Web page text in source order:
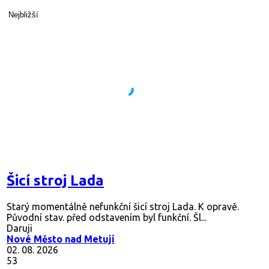
Nejbližší
Šicí stroj Lada
Starý momentálně nefunkční šicí stroj Lada. K opravě.
Původní stav. před odstavením byl funkční. Šl...
Daruji
Nové Město nad Metují
02. 08. 2026
53